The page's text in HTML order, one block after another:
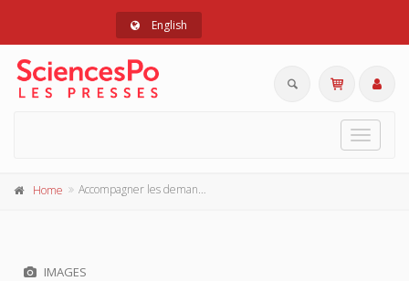
English
Toggle
Home Accompagner les demandeurs d'emploi
IMAGES